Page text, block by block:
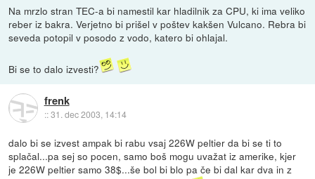
Na mrzlo stran TEC-a bi namestil kar hladilnik za CPU, ki ima veliko
reber iz bakra. Verjetno bi prišel v poštev kakšen Vulcano. Rebra bi
seveda potopil v posodo z vodo, katero bi ohlajal.
Bi se to dalo izvesti?
frenk
::31. dec 2003, 14:14
dalo bi se izvest ampak bi rabu vsaj 226W peltier da bi se ti to
splačal...pa sej so pocen, samo boš mogu uvažat iz amerike, kjer
je 226W peltier samo 38$...še bol bi blo pa če bi dal kar dva in z